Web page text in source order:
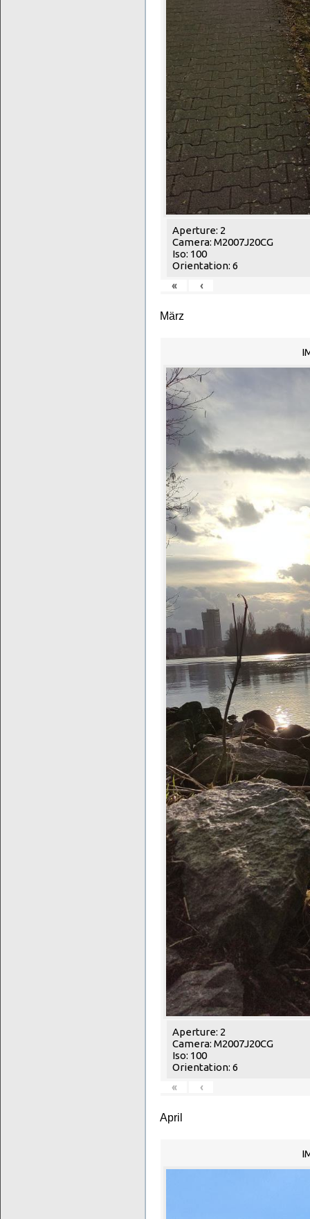
Aperture: 2
Camera: M2007J20CG
Iso: 100
Orientation: 6
«
‹
März
Aperture: 2
Camera: M2007J20CG
Iso: 100
Orientation: 6
«
‹
April